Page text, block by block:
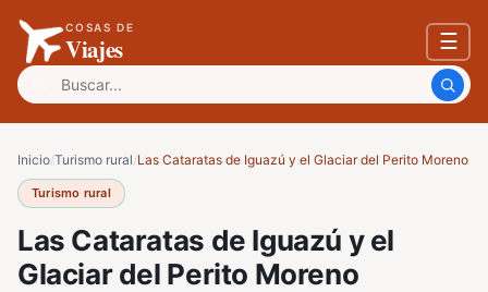
COSAS DE
Viajes ☰
Buscar:
Inicio/Turismo rural/Las Cataratas de Iguazú y el Glaciar del Perito Moreno
Turismo rural
Las Cataratas de Iguazú y el
Glaciar del Perito Moreno